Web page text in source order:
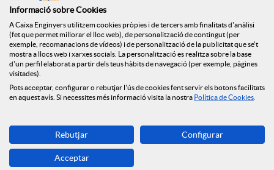
Política de cookies
Avís legal
Seguretat Online
Canal denúncies
Descarrega-la ara
Banca MOBILE
© Grup Caixa Enginyers 2026
Informació sobre Cookies
A Caixa Enginyers utilitzem cookies pròpies i de tercers amb finalitats d'anàlisi
(fet que permet millorar el lloc web), de personalització de contingut (per
exemple, recomanacions de vídeos) i de personalització de la publicitat que se't
mostra a llocs web i xarxes socials. La personalització es realitza sobre la base
d'un perfil elaborat a partir dels teus hàbits de navegació (per exemple, pàgines
visitades).
Pots acceptar, configurar o rebutjar l'ús de cookies fent servir els botons facilitats
en aquest avís. Si necessites més informació visita la nostra Política de Cookies
Rebutjar Configurar
Acceptar